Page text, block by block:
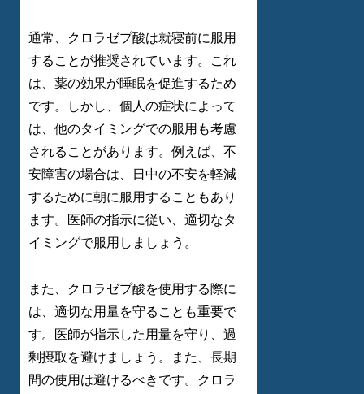
通常、クロラゼプ酸は就寝前に服用
することが推奨されています。これ
は、薬の効果が睡眠を促進するため
です。しかし、個人の症状によって
は、他のタイミングでの服用も考慮
されることがあります。例えば、不
安障害の場合は、日中の不安を軽減
するために朝に服用することもあり
ます。医師の指示に従い、適切なタ
イミングで服用しましょう。
また、クロラゼプ酸を使用する際に
は、適切な用量を守ることも重要で
す。医師が指示した用量を守り、過
剰摂取を避けましょう。また、長期
間の使用は避けるべきです。クロラ